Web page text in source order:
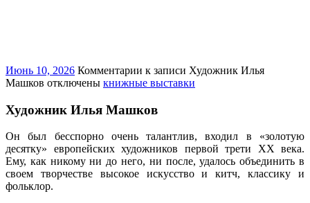
Июнь 10, 2026 Комментарии к записи Художник Илья
Машков отключены книжные выставки
Художник Илья Машков
Он был бесспорно очень талантлив, входил в «золотую
десятку» европейских художников первой трети XX века.
Ему, как никому ни до него, ни после, удалось объединить в
своем творчестве высокое искусство и китч, классику и
фольклор.